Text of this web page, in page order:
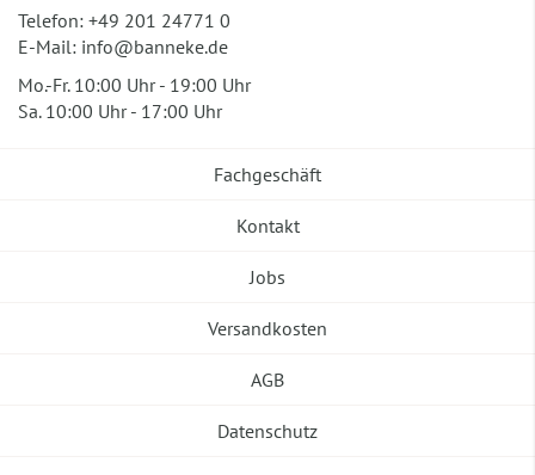
Telefon: +49 201 24771 0
E-Mail: info@banneke.de
Mo.-Fr. 10:00 Uhr - 19:00 Uhr
Sa. 10:00 Uhr - 17:00 Uhr
Fachgeschäft
Kontakt
Jobs
Versandkosten
AGB
Datenschutz